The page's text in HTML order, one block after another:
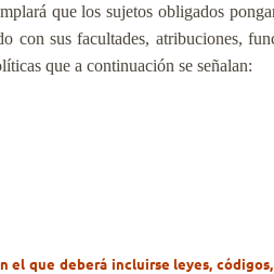
que los sujetos obligados
con sus facultades, atribuciones,
que a continuación se señalan:
el que deberá incluirse leyes,